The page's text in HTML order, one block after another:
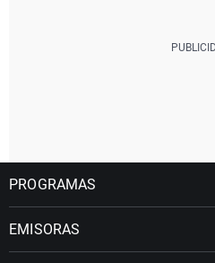
PROGRAMAS
EMISORAS